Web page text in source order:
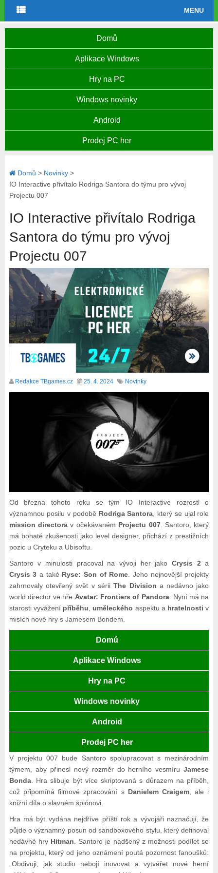
MENU
Domů
Aplikace Windows
Hry na PC
Windows novinky
Android
Prodej PC her
Domů > Novinky>
IO Interactive přivítalo Rodriga Santora do týmu pro vývoj
Projectu 007
IO Interactive přivítalo Rodriga
Santora do týmu pro vývoj
Projectu 007
Redakce TBgames.cz 25. 4. 2024 Novinky
Od března tohoto roku se tým IO Interactive rozrostl o
významnou posilu v podobě Rodriga Santora, který se ujal role
mission directora v očekávaném Projectu 007. Santoro, který
má bohaté zkušenosti jako level designer, přichází z prestižních
pozic u Cryteku a Ubisoftu.
Santoro v minulosti pracoval na vývoji her jakoCrysis 2a
Crysis 3 a také Ryse: Son of Rome. Jeho nejnovější projekty
zahrnovaly otevřený svět v sériiThe Division a nedávno jako
world director ve hře Avatar: Frontiers of Pandora. Nyní má na
starosti vyvážení příběhu, uměleckého aspektu a hratelnosti v
misích nové hry s Jamesem Bondem.
Domů
Aplikace Windows
Hry na PC
Windows novinky
Android
Prodej PC her
V projektu 007 bude Santoro spolupracovat s mezinárodním
týmem, aby přinesl nový rozměr do herního vesmíruJamese
Bonda. Hra slibuje být více skriptovaná s důrazem na příběh,
což připomíná filmové zpracování s Danielem Craigem, ale i
knižní díla o slavném špiónovi.
Hra má být vydána nejdříve příští rok a vývojáři naznačují, že
půjde o významný posun od sandboxového stylu, který definoval
nedávné hry Hitman. Santoro je nadšený z možnosti podílet se
na projektu, který od jeho oznámení poutá pozornost fanoušků:
„Obdivuji, jak studio nebojí inovovat a vytvářet nové herní